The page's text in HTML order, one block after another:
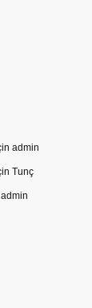
admin
Tunç
admin